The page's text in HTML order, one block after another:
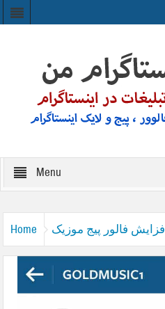
Menu
Home افزایش فالور پیج موزیک
موزیک